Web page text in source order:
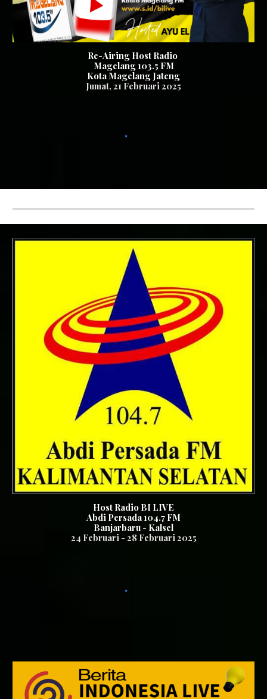
Re-Airing Host Radio
Magelang 103.5 FM
Kota Magelang Jateng
Jumat, 21 Februari 2025
Host Radio BI LIVE
Abdi Persada 104.7 FM
Banjarbaru - Kalsel
24 Februari - 28Februari 2025